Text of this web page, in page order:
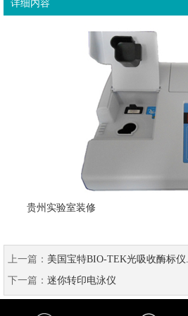
详细内容
贵州实验室装修
上一篇： 美国宝特BIO-TEK光吸收酶标仪
下一篇： 迷你转印电泳仪